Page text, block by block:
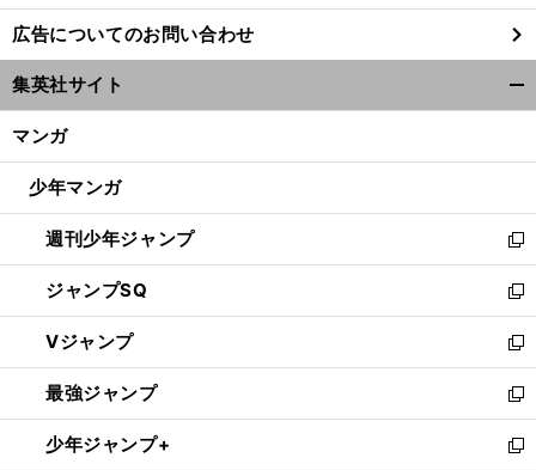
し
い
ウ
ィ
ン
ウ
開
く
広告についてのお問い合わせ
集英社サイト
マンガ
少年マンガ
週刊少年ジャンプ
新
し
い
ウ
ィ
ン
ド
ウ
で
ジャンプSQ
新
し
い
ウ
ィ
ン
ド
Vジャンプ
新
し
い
ウ
ィ
最強ジャンプ
新
し
い
少年ジャンプ+
新